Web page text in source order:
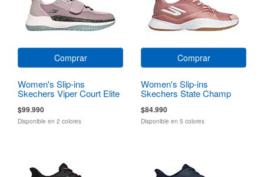
Comprar
Women's Slip-ins
Skechers Viper Court Elite
$99.990
Disponible en 2 colores
Comprar
Women's Slip-ins
Skechers State Champ
$84.990
Disponible en 5 colores